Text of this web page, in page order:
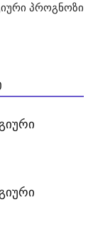
პროგნოზი